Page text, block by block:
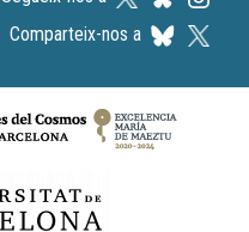
Comparteix-nos a